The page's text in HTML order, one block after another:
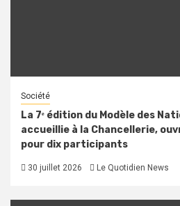
Société
La 7ᵉ édition du Modèle des
accueillie à la Chancellerie,
pour dix participants
30 juillet 2026 Le Quotidien News